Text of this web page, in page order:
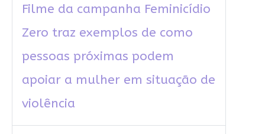
Filme da campanha Feminicídio
Zero traz exemplos de como
pessoas próximas podem
apoiar a mulher em situação de
violência